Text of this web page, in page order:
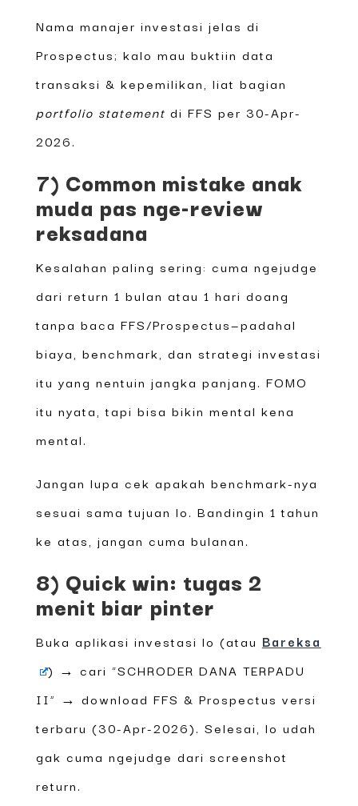
Nama manajer investasi jelas di
Prospectus; kalo mau buktiin data
transaksi & kepemilikan, liat bagian
portfolio statement di FFS per 30-Apr-
2026.
7) Common mistake anak
muda pas nge-review
reksadana
Kesalahan paling sering: cuma ngejudge
dari return 1 bulan atau 1 hari doang
tanpa baca FFS/Prospectus—padahal
biaya, benchmark, dan strategi investasi
itu yang nentuin jangka panjang. FOMO
itu nyata, tapi bisa bikin mental kena
mental.
Jangan lupa cek apakah benchmark-nya
sesuai sama tujuan lo. Bandingin 1 tahun
ke atas, jangan cuma bulanan.
8) Quick win: tugas 2
menit biar pinter
Buka aplikasi investasi lo (atau Bareksa
) → cari “SCHRODER DANA TERPADU
II” → download FFS & Prospectus versi
terbaru (30-Apr-2026). Selesai, lo udah
gak cuma ngejudge dari screenshot
return.